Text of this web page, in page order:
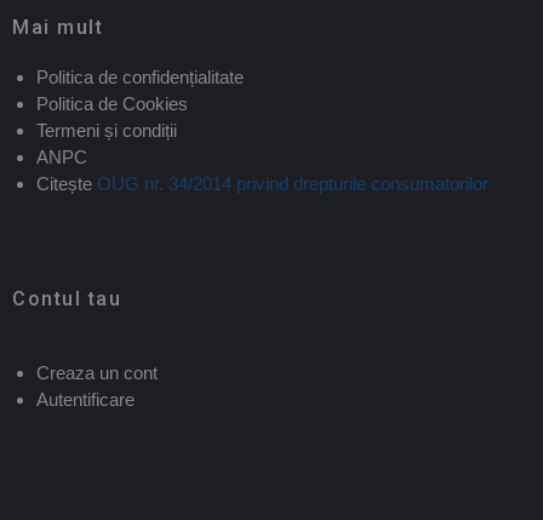
Mai mult
Politica de confidențialitate
Politica de Cookies
Termeni și condiții
ANPC
Citește OUG nr. 34/2014 privind drepturile consumatorilor
Contul tau
Creaza un cont
Autentificare